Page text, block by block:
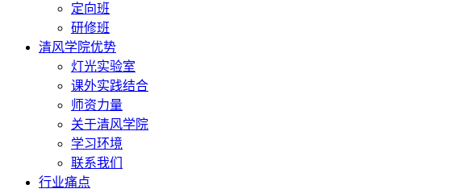
定向班
研修班
清风学院优势
灯光实验室
课外实践结合
师资力量
关于清风学院
学习环境
联系我们
行业痛点